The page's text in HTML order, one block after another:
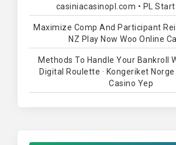
casiniacasinopl.com • PL
Maximize Comp And Participant
NZ Play Now Woo Online
Methods To Handle Your Bankroll
Digital Roulette · Kongeriket
Casino Yep